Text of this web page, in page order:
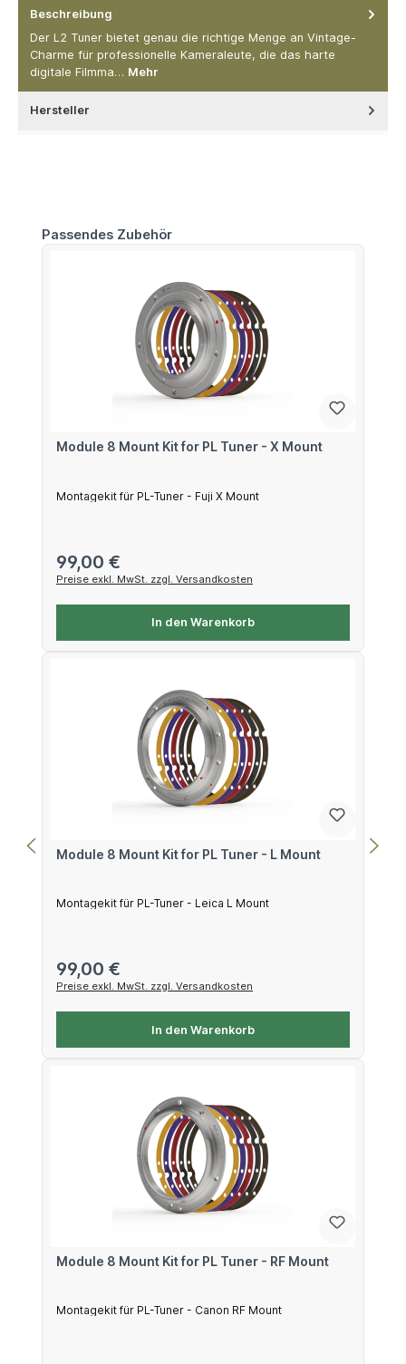
Beschreibung
Der L2 Tuner bietet genau die richtige Menge an Vintage-
Charme für professionelle Kameraleute, die das harte
digitale Filmma… Mehr
Hersteller
Produktgalerie überspringen
Passendes Zubehör
Module 8 Mount Kit for PL Tuner - X Mount
Montagekit für PL-Tuner - Fuji X Mount
Regulärer Preis:
99,00 €
Preise exkl. MwSt. zzgl. Versandkosten
In den Warenkorb
Module 8 Mount Kit for PL Tuner - L Mount
Montagekit für PL-Tuner - Leica L Mount
Regulärer Preis:
99,00 €
Preise exkl. MwSt. zzgl. Versandkosten
In den Warenkorb
Module 8 Mount Kit for PL Tuner - RF Mount
Montagekit für PL-Tuner - Canon RF Mount